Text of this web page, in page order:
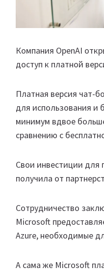
Компания OpenAI
доступ к платной
Платная версия чат-
для использования и
минимум вдвое
сравнению с
Свои инвестиции для
получила от
Сотрудничество
Microsoft
Azure, необходимые
А сама же Microsoft